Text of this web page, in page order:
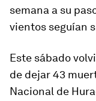
semana a su
vientos seguían
Este sábado
de dejar 43
Nacional de